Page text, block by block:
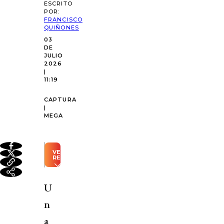
ESCRITO
POR:
FRANCISCO
QUIÑONES
03
DE
JULIO
2026
|
11:19
CAPTURA
|
MEGA
VER
RESUMEN
generado
Inteligencia
U
n
a